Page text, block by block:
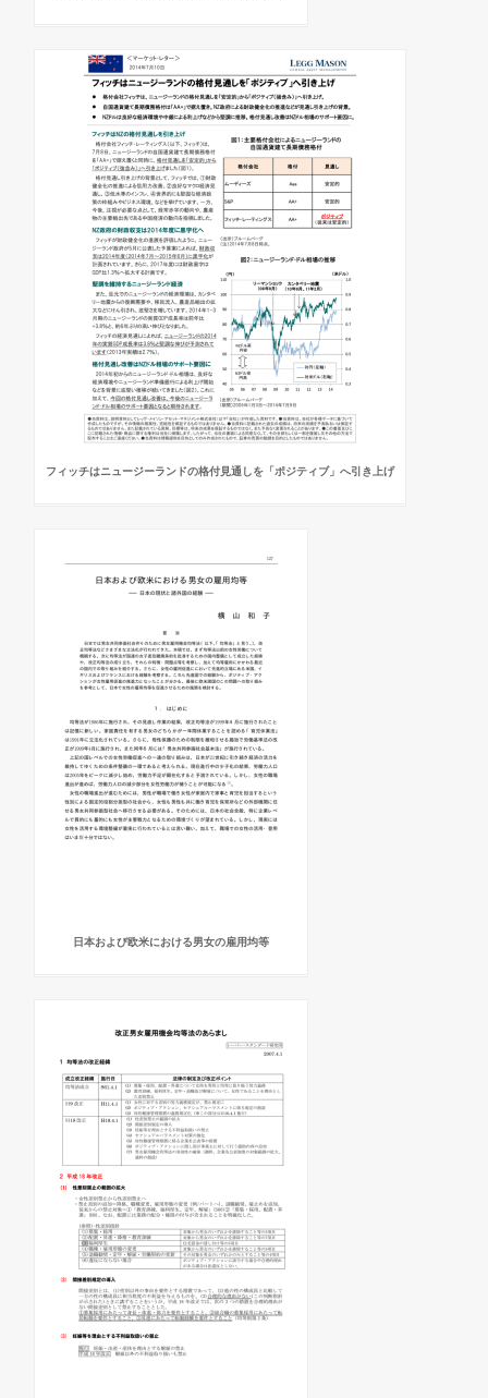
フィッチはニュージーランドの格付見通しを「ポジティブ」へ引き上げ
日本および欧米における男女の雇用均等